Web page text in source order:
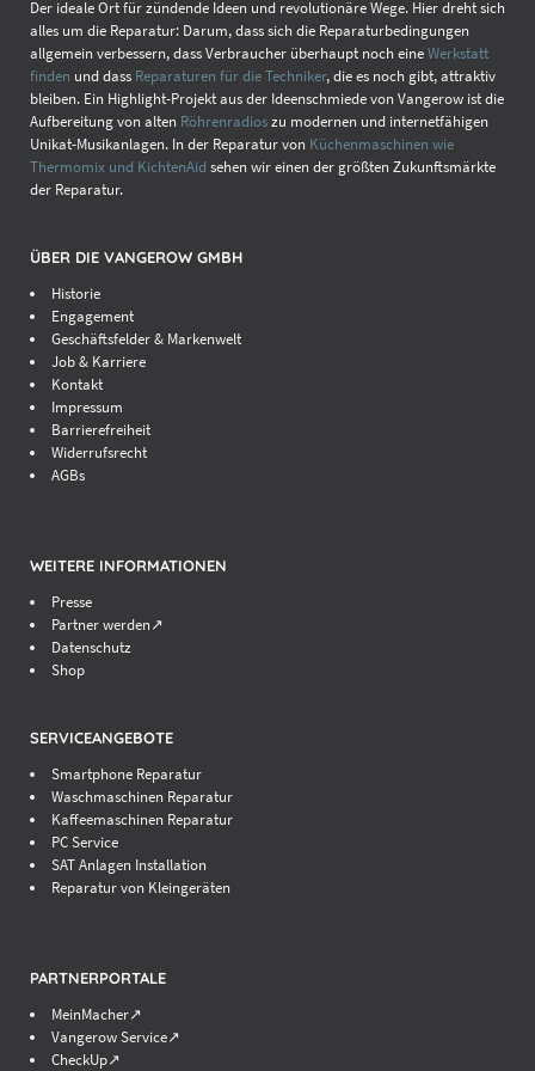
Deckel drauf und Daumen drücken. Je nachdem, wie lange das
Handy im Wasser lag, kann das schon mal 2 Tage dauern.
5. LASSEN SIE IHR HANDY VON EINEM FACHMANN CHECKEN,
BEVOR SIE ES WIEDER EINSCHALTEN!
Sollte auf der Platine noch irgendwo Feuchtigkeit sein, droht ein
Kurzschluss und alle Mühe war umsonst. Bei neueren Handys, die
Sie nicht selber öffnen können, haben Sie keine Chance das
Eine Wasserschaden-Reparatur ist für einen Handy-Doktor
eigentlich immer eine Routine-Reparatur und kostet in der
Regel zwischen 30 und 50 Euro.
Techniker das Handy fachgerecht und prüft bzw. reinigt die Platine
professionell. In gut der Hälfte der Fälle funktioniert das Gerät dann
EinWasserschaden
lohnt es sich hier auf jeden Fall zu einer freien Reparatur-Werkstatt
Der ideale Ort für zündende Ideen und revolutionäre Wege. Hier dreht sich
alles um die Reparatur: Darum, dass sich die Reparaturbedingungen
allgemein verbessern, dass Verbraucher überhaupt noch eineWerkstatt
finden und dass Reparaturen für die Techniker, die es noch gibt, attraktiv
bleiben. Ein Highlight-Projekt aus der Ideenschmiede von Vangerow ist die
Aufbereitung von alten Röhrenradioszu modernen und internetfähigen
Unikat-Musikanlagen. In der Reparatur von Küchenmaschinen wie
Thermomix und KichtenAid sehen wir einen der größten Zukunftsmärkte
der Reparatur.
ÜBER DIE VANGEROW GMBH
Historie
Engagement
Geschäftsfelder & Markenwelt
Job & Karriere
Kontakt
Impressum
Barrierefreiheit
Widerrufsrecht
AGBs
WEITERE INFORMATIONEN
Presse
Partner werden↗
Datenschutz
Shop
SERVICEANGEBOTE
Smartphone Reparatur
Waschmaschinen Reparatur
Kaffeemaschinen Reparatur
PC Service
SAT Anlagen Installation
Reparatur von Kleingeräten
PARTNERPORTALE
MeinMacher↗
Vangerow Service↗
CheckUp↗